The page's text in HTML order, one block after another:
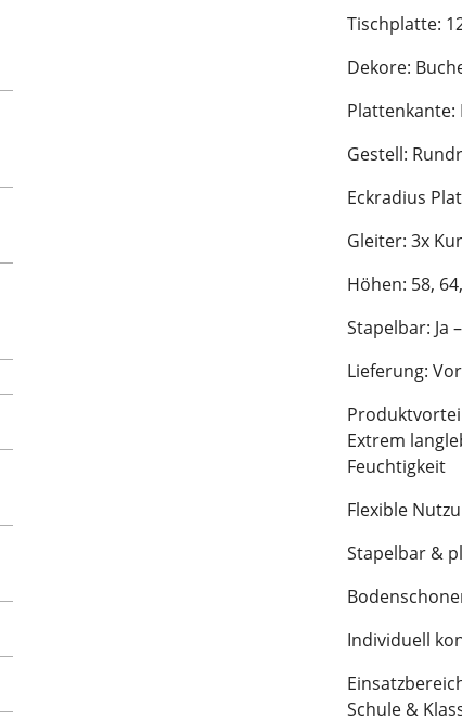
Tischplatte:
Dekore:
Plattenkante:
Gestell:
Eckradius
Gleiter: 3x
Höhen: 58,
Stapelbar: Ja
Lieferung:
Extrem
Feuchtigkeit
Flexible
Stapelbar &
Individuell
Schule &